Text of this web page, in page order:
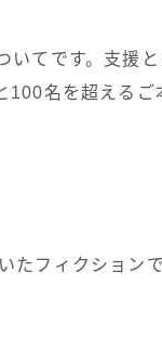
てです。支援
名を超えるご
たフィクション